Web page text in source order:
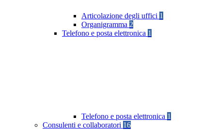
Articolazione degli uffici 1
Organigramma 2
Telefono e posta elettronica 1
Telefono e posta elettronica 1
Consulenti e collaboratori 16